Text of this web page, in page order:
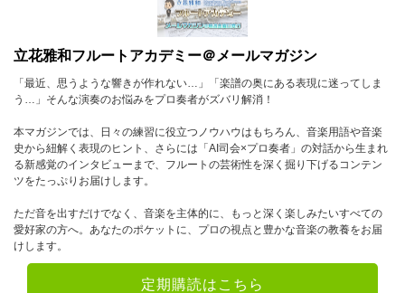
立花雅和フルートアカデミー＠メールマガジン
「最近、思うような響きが作れない…」「楽譜の奥にある表現に迷ってしま
う…」そんな演奏のお悩みをプロ奏者がズバリ解消！
本マガジンでは、日々の練習に役立つノウハウはもちろん、音楽用語や音楽
史から紐解く表現のヒント、さらには「AI司会×プロ奏者」の対話から生まれ
る新感覚のインタビューまで、フルートの芸術性を深く掘り下げるコンテン
ツをたっぷりお届けします。
ただ音を出すだけでなく、音楽を主体的に、もっと深く楽しみたいすべての
愛好家の方へ。あなたのポケットに、プロの視点と豊かな音楽の教養をお届
けします。
定期購読はこちら